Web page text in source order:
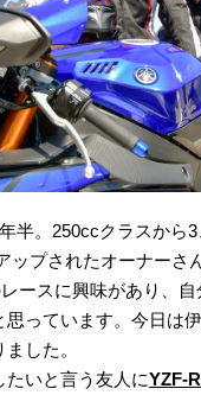
半。250ccクラスから3
ップされたオーナーさ
レースに興味があり、
っています。今日は
した。
たいと言う友人にYZF-